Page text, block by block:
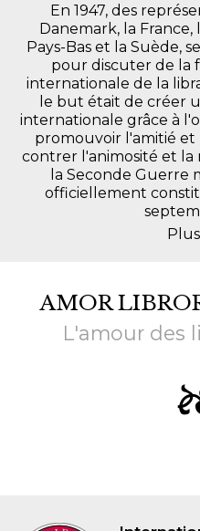
En 1947, des
Danemark, la
Pays-Bas et la Suède,
pour discuter de la
internationale de la
le but était de créer
internationale grâce à
promouvoir l'amitié et
contrer l'animosité et la
la Seconde Guerre
officiellement
Plus
AMOR
L'amour des